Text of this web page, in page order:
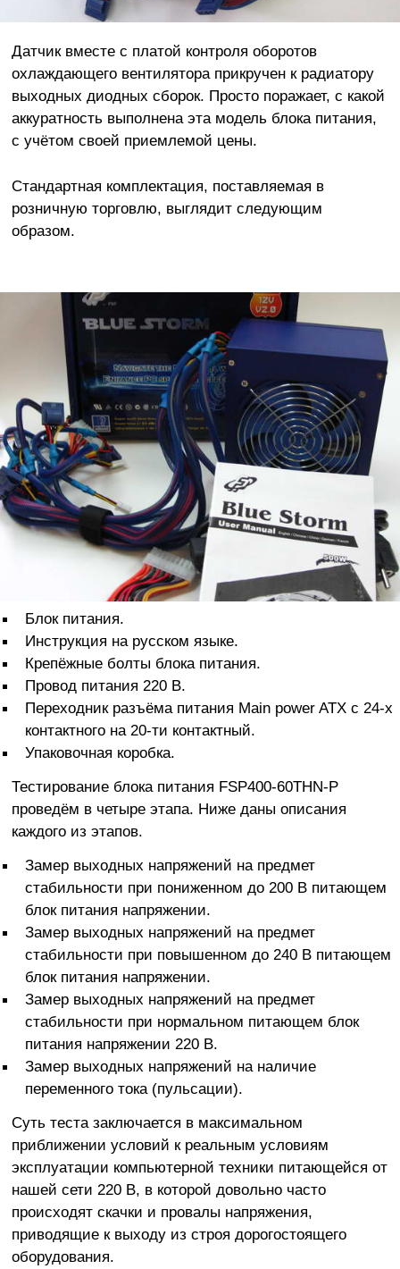
Датчик вместе с платой контроля оборотов
охлаждающего вентилятора прикручен к радиатору
выходных диодных сборок. Просто поражает, с какой
аккуратность выполнена эта модель блока питания,
с учётом своей приемлемой цены.
Стандартная комплектация, поставляемая в
розничную торговлю, выглядит следующим
образом.
Блок питания.
Инструкция на русском языке.
Крепёжные болты блока питания.
Провод питания 220 В.
Переходник разъёма питания Main power ATX с 24-х
контактного на 20-ти контактный.
Упаковочная коробка.
Тестирование блока питания FSP400-60THN-P
проведём в четыре этапа. Ниже даны описания
каждого из этапов.
Замер выходных напряжений на предмет
стабильности при пониженном до 200 В питающем
блок питания напряжении.
Замер выходных напряжений на предмет
стабильности при повышенном до 240 В питающем
блок питания напряжении.
Замер выходных напряжений на предмет
стабильности при нормальном питающем блок
питания напряжении 220 В.
Замер выходных напряжений на наличие
переменного тока (пульсации).
Суть теста заключается в максимальном
приближении условий к реальным условиям
эксплуатации компьютерной техники питающейся от
нашей сети 220 В, в которой довольно часто
происходят скачки и провалы напряжения,
приводящие к выходу из строя дорогостоящего
оборудования.